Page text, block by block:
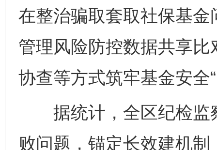
在整治骗取套取社保基
管理风险防控数据共享
协查等方式筑牢基金安全
据统计，全区纪检监
败问题，锚定长效建机